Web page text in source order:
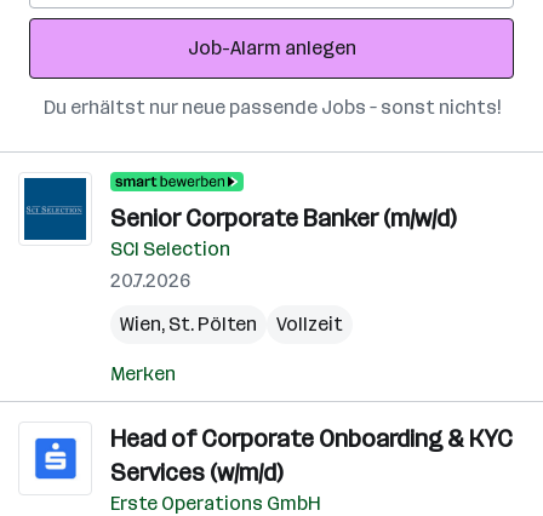
Adresse
Job-Alarm anlegen
Du erhältst nur neue passende Jobs – sonst nichts!
Senior Corporate Banker (m/w/d)
SCI Selection
20.7.2026
Wien, St. Pölten Vollzeit
Merken
Head of Corporate Onboarding & KYC
Services (w/m/d)
Erste Operations GmbH